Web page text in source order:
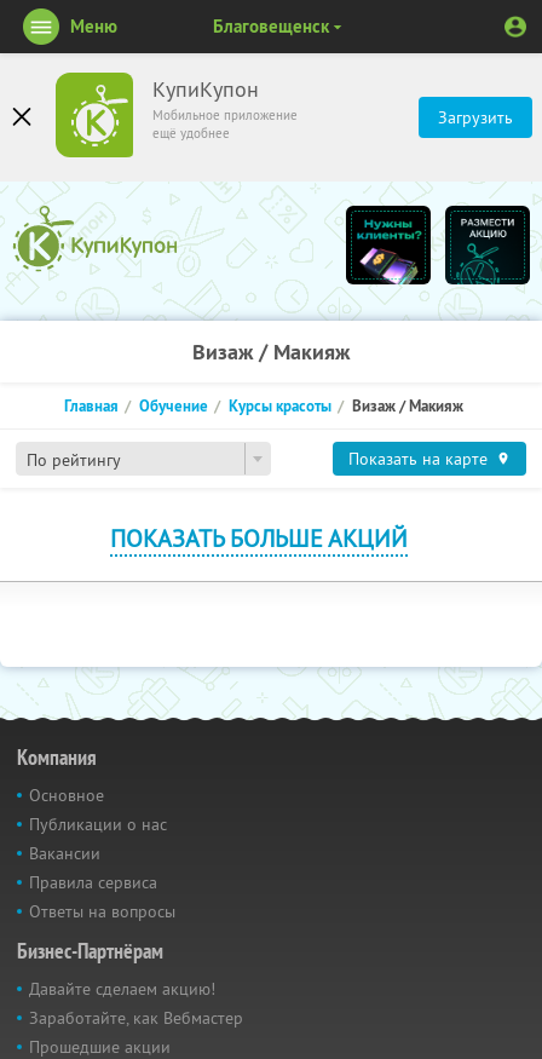
КупиКупон
Мобильное приложение
ещё удобнее
Загрузить
Меню Благовещенск
Визаж / Макияж
По рейтингу
Главная Обучение Курсы красоты Визаж / Макияж
Показать на карте
ПОКАЗАТЬ БОЛЬШЕ АКЦИЙ
Компания
Основное
Публикации о нас
Вакансии
Правила сервиса
Ответы на вопросы
Бизнес-Партнёрам
Давайте сделаем акцию!
Заработайте, как Вебмастер
Прошедшие акции